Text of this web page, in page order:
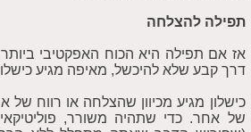
תפילה להצלחה
אז אם תפילה היא הכוח האפקטיבי
דרך קבע שלא להיכשל, מאיפה מגיע
כישלון מגיע מכיוון שהצלחה או רווח
של אחר. כדי שתהיה משורר,